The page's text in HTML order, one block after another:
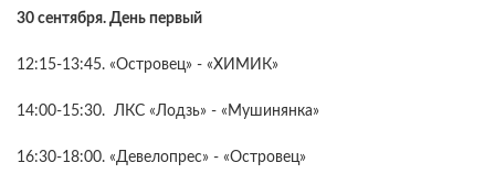
30 сентября. День первый
12:15-13:45. «Островец» - «ХИМИК»
14:00-15:30. ЛКС «Лодзь» - «Мушинянка»
16:30-18:00. «Девелопрес» - «Островец»